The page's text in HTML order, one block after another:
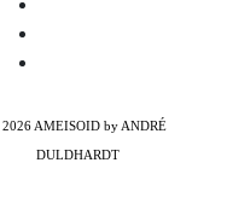
AMEISOID by ANDRÉ
DULDHARDT